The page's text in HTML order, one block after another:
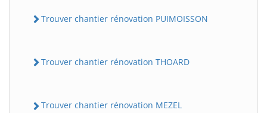
Trouver chantier rénovation PUIMOISSON
Trouver chantier rénovation THOARD
Trouver chantier rénovation MEZEL